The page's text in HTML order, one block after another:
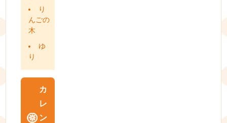
り
んごの
木
ゆ
り
カ
レ
ン